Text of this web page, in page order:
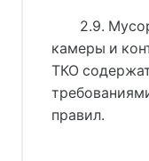
2.9.
камеры и
ТКО
правил.